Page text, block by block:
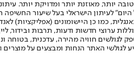
יותר, מאוזנת יותר ומדויקת יותר.
הראשונה פורסמה ב-30 ביולי 2007, וב-2010 הפך "ישראל
ערוצי חדשות ודעות, תרבות ובידור,
לגולשים חוויה מהירה, עדכנית,
לגולשי האתר הנחות ומבצעים על